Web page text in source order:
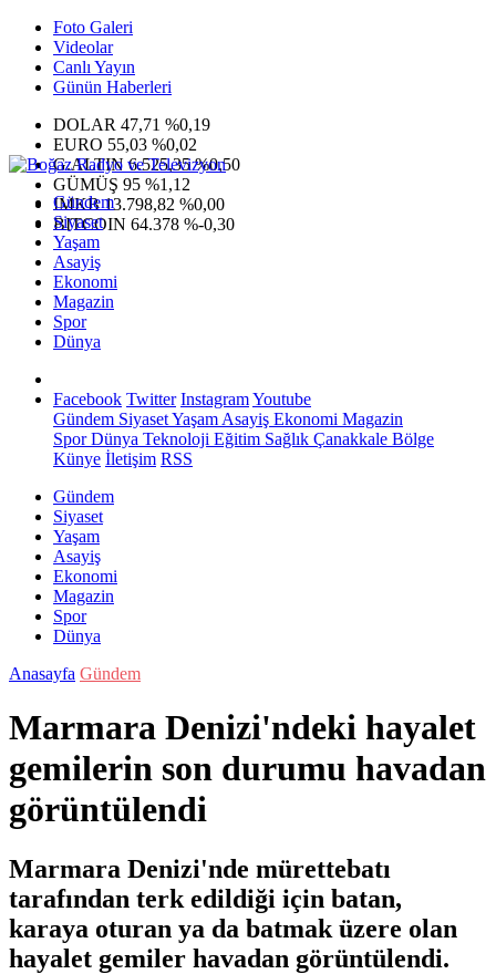
Foto Galeri
Videolar
Canlı Yayın
Günün Haberleri
DOLAR 47,71 %0,19
EURO 55,03 %0,02
G.ALTIN6.525,35 %0,50
GÜMÜŞ 95 %1,12
IMKB13.798,82 %0,00
BITCOIN 64.378 %-0,30
Gündem
Siyaset
Yaşam
Asayiş
Ekonomi
Magazin
Spor
Dünya
Facebook Twitter InstagramYoutube
Gündem SiyasetYaşam Asayiş Ekonomi Magazin
SporDünya Teknoloji Eğitim Sağlık Çanakkale Bölge
Künye İletişim RSS
Gündem
Siyaset
Yaşam
Asayiş
Ekonomi
Magazin
Spor
Dünya
Anasayfa Gündem
Marmara Denizi'ndeki hayalet
gemilerin son durumu havadan
görüntülendi
Marmara Denizi'nde mürettebatı
tarafından terk edildiği için batan,
karaya oturan ya da batmak üzere olan
hayalet gemiler havadan görüntülendi.